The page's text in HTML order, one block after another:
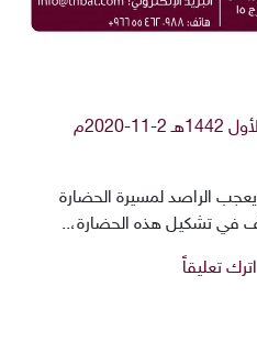
الراصد لمسيرة الحضارة
في تشكيل هذه الحضارة،..
اترك تعليقاً